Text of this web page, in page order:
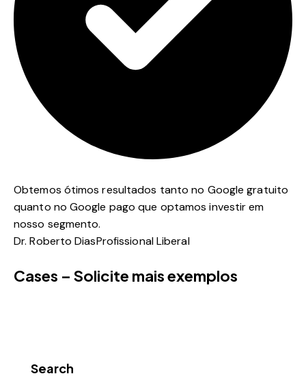
Obtemos ótimos resultados tanto no Google gratuito
quanto no Google pago que optamos investir em
nosso segmento.
Dr. Roberto DiasProfissional Liberal
Cases – Solicite mais exemplos
Search